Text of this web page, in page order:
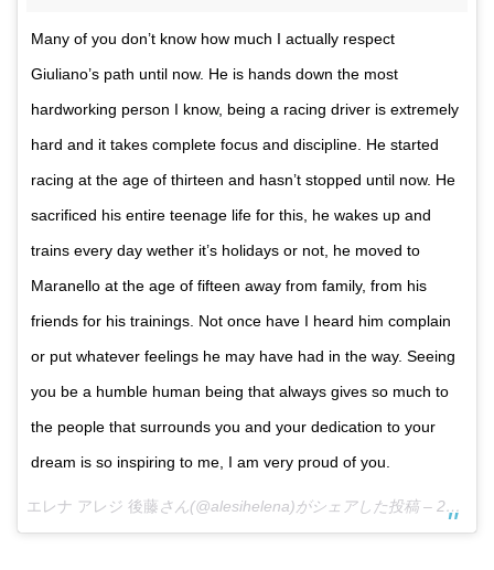
Many of you don’t know how much I actually respect
Giuliano’s path until now. He is hands down the most
hardworking person I know, being a racing driver is extremely
hard and it takes complete focus and discipline. He started
racing at the age of thirteen and hasn’t stopped until now. He
sacrificed his entire teenage life for this, he wakes up and
trains every day wether it’s holidays or not, he moved to
Maranello at the age of fifteen away from family, from his
friends for his trainings. Not once have I heard him complain
or put whatever feelings he may have had in the way. Seeing
you be a humble human being that always gives so much to
the people that surrounds you and your dedication to your
dream is so inspiring to me, I am very proud of you.
エレナ アレジ 後藤さん(@alesihelena)がシェアした投稿 – 2018年 5月月3日午前5時23分PDT